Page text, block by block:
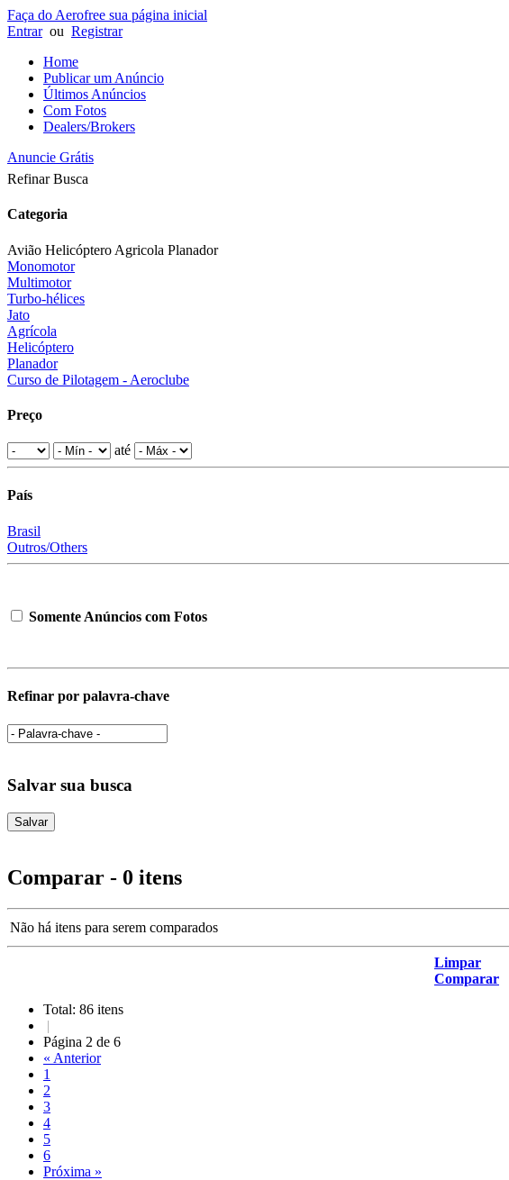
Faça do Aerofree sua página inicial
Entrarou Registrar
Home
Publicar um Anúncio
Últimos Anúncios
Com Fotos
Dealers/Brokers
Anuncie Grátis
Refinar Busca
Categoria
Avião Helicóptero Agricola Planador
Monomotor
Multimotor
Turbo-hélices
Jato
Agrícola
Helicóptero
Planador
Curso de Pilotagem - Aeroclube
Preço
até
País
Brasil
Outros/Others
Somente Anúncios com Fotos
Refinar por palavra-chave
Salvar sua busca
Comparar - 0 itens
Não há itens para serem comparados
Limpar
Comparar
Total: 86 itens
|
Página 2 de 6
« Anterior
1
2
3
4
5
6
Próxima »